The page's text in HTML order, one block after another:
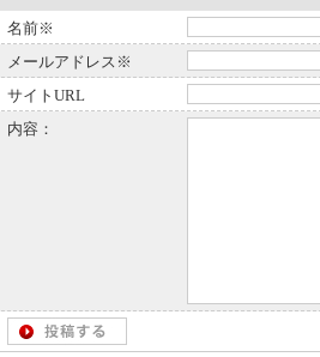
名前※
メールアドレス※
サイトURL
内容：